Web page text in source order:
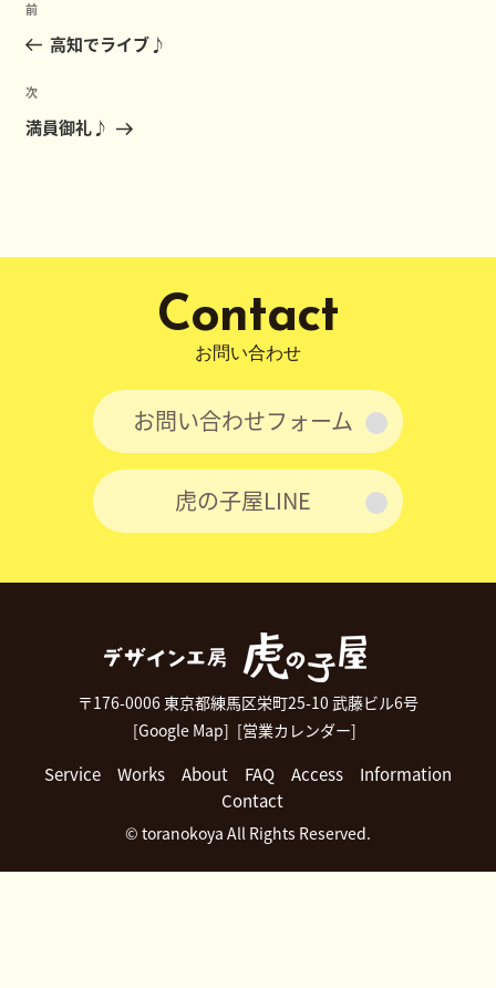
ナ
ビ
ゲ
前
の
稿
前
高知でライブ♪
次
の
次
満員御礼♪
Contact
お問い合わせ
お問い合わせフォーム
虎の子屋LINE
〒176-0006 東京都練馬区栄町25-10 武藤ビル6号
[Google Map] [営業カレンダー]
Service Works About FAQ Access
Information
Contact
© toranokoya All Rights Reserved.